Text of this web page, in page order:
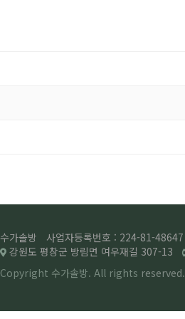
수가솔방 사업자등록번호 : 224-81-48647
강원도 평창군 방림면 여우재길 307-13
Copyright 수가솔방. All rights reserved.